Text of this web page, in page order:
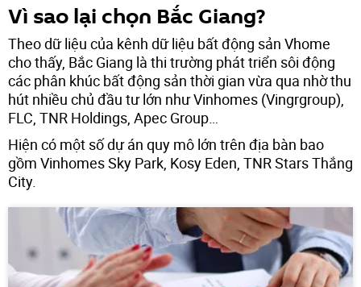
Vì sao lại chọn Bắc Giang?
Theo dữ liệu của kênh dữ liệu bất động sản Vhome
cho thấy, Bắc Giang là thi trường phát triển sôi động
các phân khúc bất động sản thời gian vừa qua nhờ thu
hút nhiều chủ đầu tư lớn như Vinhomes (Vingrgroup),
FLC, TNR Holdings, Apec Group…
Hiện có một số dự án quy mô lớn trên địa bàn bao
gồm Vinhomes Sky Park, Kosy Eden, TNR Stars Thắng
City.